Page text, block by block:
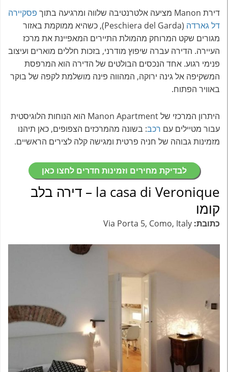
דירת Manon מציעה אלטרנטיבה שלווה ומרגיעה בתוך
פסקיירה
דל גארדה
(Peschiera del Garda), כשהיא ממוקמת באזור
מגורים שקט המרוחק מהמולת התיירים המאפיינת את מרכז
העיירה. הדירה עברה שיפוץ מודרני, בזכות חללים מוארים ועיצוב
פנימי רגוע. אחד הנכסים הבולטים של הדירה הוא המרפסת
המשקיפה אל גינה ירוקה, המהווה פינה מושלמת לקפה של בוקר
באוויר הפתוח.
היתרון המרכזי של Manon Apartment הוא הנוחות הלוגיסטית
עבור מטיילים עם רכב: בשונה מהמרכזים הצפופים, כאן תיהנו
מזמינות גבוהה של חניה פרטית ומגישה קלה לצירים הראשיים.
לבדיקת מחירים וזמינות חדרים לחצו כאן
la casa di Veronique – דירה בלב
קומו
כתובת: